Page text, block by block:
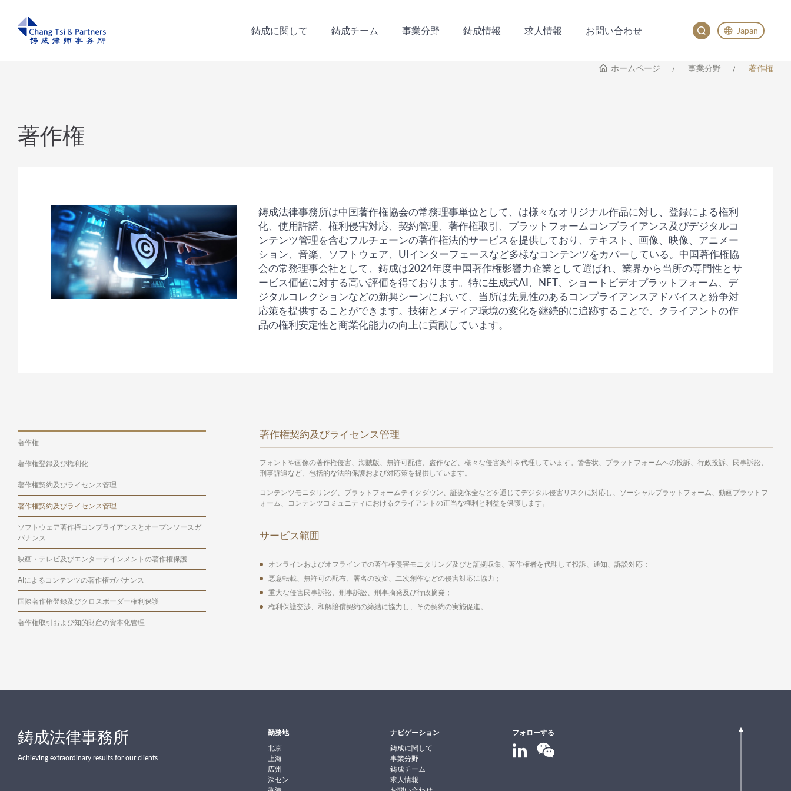
鋳成に関して
鋳成チーム
事業分野
鋳成情報
求人情報
お問い合わせ
Japan
English
ホームページ 事業分野 著作権
著作権
鋳成法律事務所は中国著作権協会の常務理事単位として、は様々なオリジナル作品に対し、登録による権利
化、使用許諾、権利侵害対応、契約管理、著作権取引、プラットフォームコンプライアンス及びデジタルコ
ンテンツ管理を含むフルチェーンの著作権法的サービスを提供しており、テキスト、画像、映像、アニメー
ション、音楽、ソフトウェア、UIインターフェースなど多様なコンテンツをカバーしている。中国著作権協
会の常務理事会社として、鋳成は2024年度中国著作権影響力企業として選ばれ、業界から当所の専門性とサ
ービス価値に対する高い評価を得ております。特に生成式AI、NFT、ショートビデオプラットフォーム、デ
ジタルコレクションなどの新興シーンにおいて、当所は先見性のあるコンプライアンスアドバイスと紛争対
応策を提供することができます。技術とメディア環境の変化を継続的に追跡することで、クライアントの作
品の権利安定性と商業化能力の向上に貢献しています。
著作権
著作権登録及び権利化
著作権契約及びライセンス管理
著作権契約及びライセンス管理
ソフトウェア著作権コンプライアンスとオープンソースガ
バナンス
映画・テレビ及びエンターテインメントの著作権保護
AIによるコンテンツの著作権ガバナンス
国際著作権登録及びクロスボーダー権利保護
著作権取引および知的財産の資本化管理
著作権契約及びライセンス管理
フォントや画像の著作権侵害、海賊版、無許可配信、盗作など、様々な侵害案件を代理しています。警告状、プラットフォームへの投訴、行政投訴、民事訴訟、
刑事訴追など、包括的な法的保護および対応策を提供しています。
コンテンツモニタリング、プラットフォームテイクダウン、証拠保全などを通じてデジタル侵害リスクに対応し、ソーシャルプラットフォーム、動画プラットフ
ォーム、コンテンツコミュニティにおけるクライアントの正当な権利と利益を保護します。
サービス範囲
オンラインおよびオフラインでの著作権侵害モニタリング及びと証拠収集、著作権者を代理して投訴、通知、訴訟対応；
悪意転載、無許可の配布、署名の改変、二次創作などの侵害対応に協力；
重大な侵害民事訴訟、刑事訴訟、刑事摘発及び行政摘発；
権利保護交渉、和解賠償契約の締結に協力し、その契約の実施促進。
鋳成法律事務所
Achieving extraordinary results for our clients
勤務地
北京
上海
広州
深セン
ナビゲーション
鋳成に関して
事業分野
鋳成チーム
求人情報
フォローする